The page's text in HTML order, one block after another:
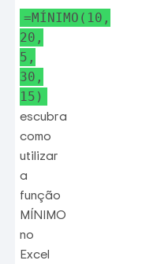
=MÍNIMO(10,
20,
5,
30,
15)
escubra
como
utilizar
a
função
MÍNIMO
no
Excel